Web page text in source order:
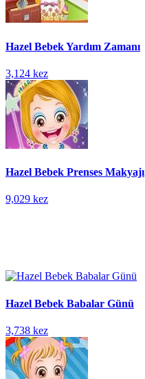
Hazel Bebek Yardım Zamanı
3,124 kez
Hazel Bebek Prenses Makyajı
9,029 kez
Hazel Bebek Babalar Günü
3,738 kez